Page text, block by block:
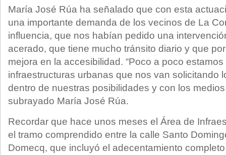
María José Rúa ha señalado que con esta
una importante demanda de los vecinos de La
influencia, que nos habían pedido una
acerado, que tiene mucho tránsito diario y que
mejora en la accesibilidad. “Poco a poco
infraestructuras urbanas que nos van solicitando
dentro de nuestras posibilidades y con los
subrayado María José Rúa.
Recordar que hace unos meses el Área de
el tramo comprendido entre la calle Santo
Domecq, que incluyó el adecentamiento